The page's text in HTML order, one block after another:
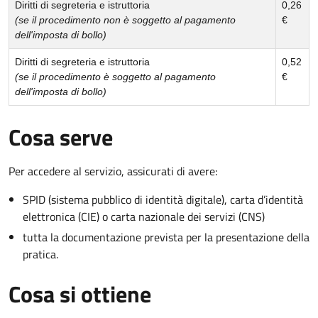
Diritti di segreteria e istruttoria
(se il procedimento non è soggetto al pagamento
dell'imposta di bollo)
0,26
€
Diritti di segreteria e istruttoria
(se il procedimento è soggetto al pagamento
dell'imposta di bollo)
0,52
€
Cosa serve
Per accedere al servizio, assicurati di avere:
SPID (sistema pubblico di identità digitale), carta d’identità
elettronica (CIE) o carta nazionale dei servizi (CNS)
tutta la documentazione prevista per la presentazione della
pratica.
Cosa si ottiene